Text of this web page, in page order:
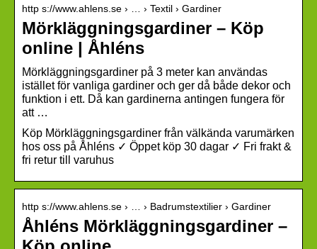
http s://www.ahlens.se › … › Textil › Gardiner
Mörkläggningsgardiner – Köp
online | Åhléns
Mörkläggningsgardiner på 3 meter kan användas
istället för vanliga gardiner och ger då både dekor och
funktion i ett. Då kan gardinerna antingen fungera för
att …
Köp Mörkläggningsgardiner från välkända varumärken
hos oss på Åhléns ✓ Öppet köp 30 dagar ✓ Fri frakt &
fri retur till varuhus
http s://www.ahlens.se › … › Badrumstextilier › Gardiner
Åhléns Mörkläggningsgardiner –